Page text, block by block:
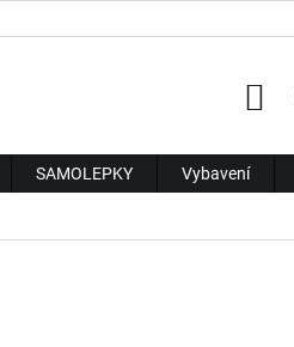
SAMOLEPKY Vybavení